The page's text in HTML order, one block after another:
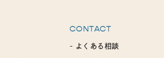
CONTACT
- よくある相談